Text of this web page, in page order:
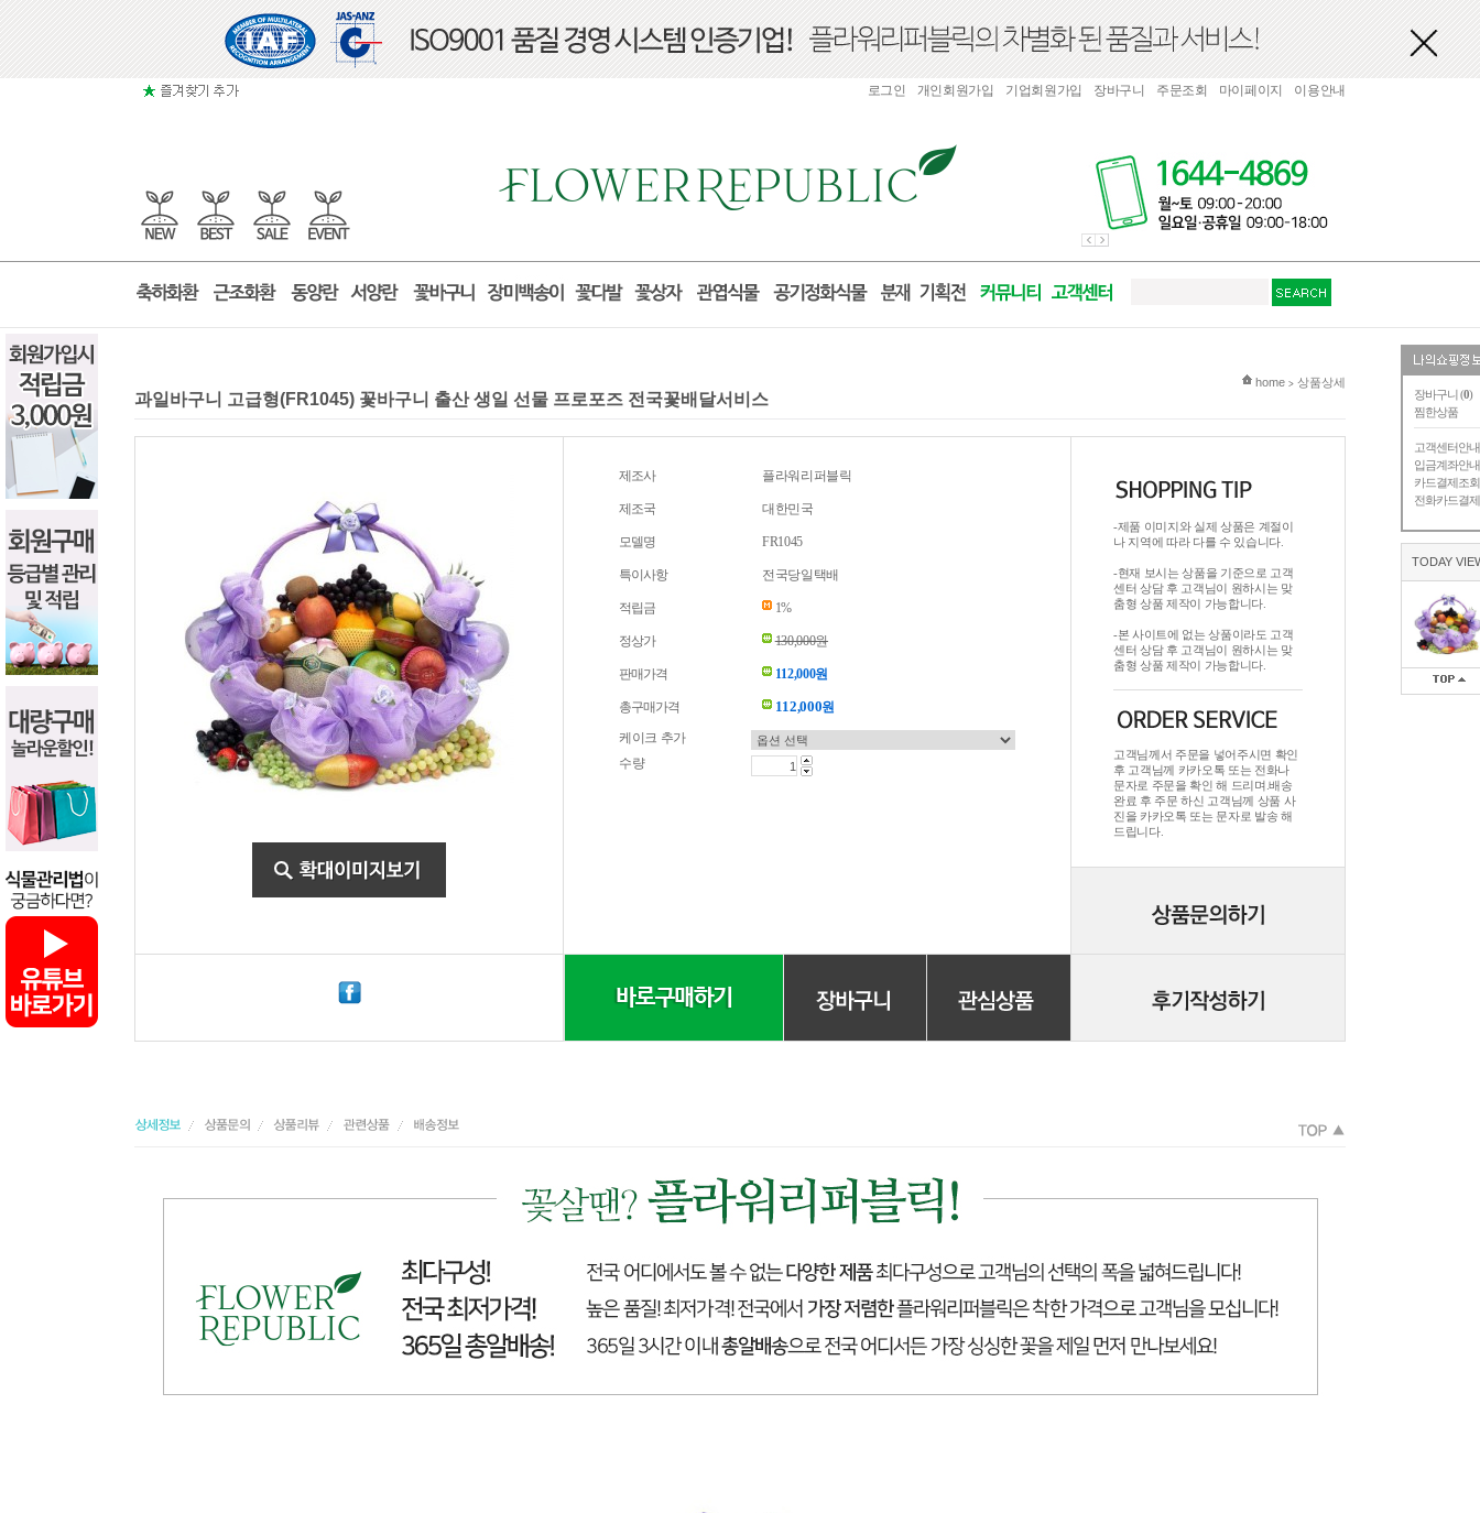
장바구니 (0)
찜한상품
고객센터안내
입금계좌안내
카드결제조회
전화카드결제
TODAY
로그인 개인회원가입 기업회원가입 장바구니 주문조회 마이페이지 이용안내
현재 위치
home > 상품상세
과일바구니 고급형(FR1045) 꽃바구니 출산 생일 선물 프로포즈 전국꽃배달서비스
제조사 플라워리퍼블릭
제조국 대한민국
모델명 FR1045
특이사항 전국당일택배
적립금 1%
정상가 130,000원
판매가격 112,000원
총구매가격 112,000원
케이크 추가
수량
-제품 이미지와 실제 상품은 계절이
나 지역에 따라 다를 수 있습니다.
-현재 보시는 상품을 기준으로 고객
센터 상담 후 고객님이 원하시는 맞
춤형 상품 제작이 가능합니다.
-본 사이트에 없는 상품이라도 고객
센터 상담 후 고객님이 원하시는 맞
춤형 상품 제작이 가능합니다.
고객님께서 주문을 넣어주시면 확인
후 고객님께 카카오톡 또는 전화나
문자로 주문을 확인 해 드리며.배송
완료 후 주문 하신 고객님께 상품 사
진을 카카오톡 또는 문자로 발송 해
드립니다.